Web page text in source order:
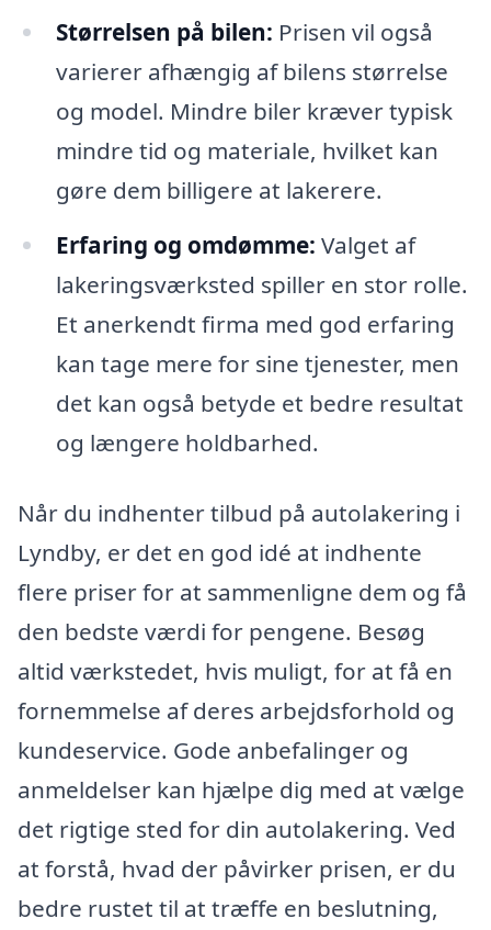
Størrelsen på bilen: Prisen vil også
varierer afhængig af bilens størrelse
og model. Mindre biler kræver typisk
mindre tid og materiale, hvilket kan
gøre dem billigere at lakerere.
Erfaring og omdømme: Valget af
lakeringsværksted spiller en stor rolle.
Et anerkendt firma med god erfaring
kan tage mere for sine tjenester, men
det kan også betyde et bedre resultat
og længere holdbarhed.
Når du indhenter tilbud på autolakering i
Lyndby, er det en god idé at indhente
flere priser for at sammenligne dem og få
den bedste værdi for pengene. Besøg
altid værkstedet, hvis muligt, for at få en
fornemmelse af deres arbejdsforhold og
kundeservice. Gode anbefalinger og
anmeldelser kan hjælpe dig med at vælge
det rigtige sted for din autolakering. Ved
at forstå, hvad der påvirker prisen, er du
bedre rustet til at træffe en beslutning,